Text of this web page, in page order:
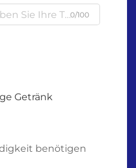
0/100
Getränk
benötigen